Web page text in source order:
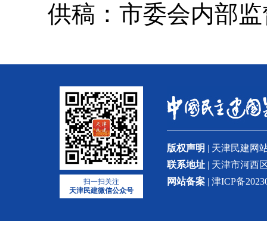
供稿：市委会内部监
扫一扫关注
天津民建微信公众号
版权声明 | 天津民建网
联系地址 | 天津市河西
网站备案 | 津ICP备